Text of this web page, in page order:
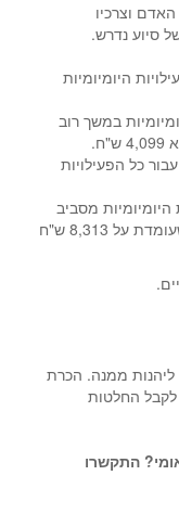
וצרכיו
סיוע נדרש.
היומיומיות
במשך רוב
כל הפעילויות
מסביב
לשעון וזקוקים להשגחה מתמדת מקבלים את רמת הגמלה הגבוהה ביותר, שעומדת על 8,313 ש"ח
ליהנות ממנה. הכרת
לקבל החלטות
התקשרו